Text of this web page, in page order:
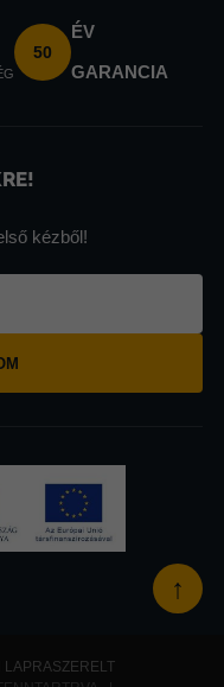
50
ÉV
GARANCIA
kézből!
↑
LAPRASZERELT